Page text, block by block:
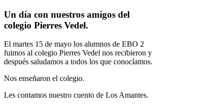
Un día con nuestros amigos del
colegio Pierres Vedel.
El martes 15 de mayo los alumnos de EBO 2
fuimos al colegio Pierres Vedel nos recibieron y
después saludamos a todos los que conocíamos.
Nos enseñaron el colegio.
Les contamos nuestro cuento de Los Amantes.